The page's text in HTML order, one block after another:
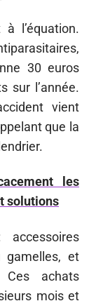
l’équation.
30 euros
sur l’année.
vient
que la
les
solutions
accessoires
et
achats
mois et